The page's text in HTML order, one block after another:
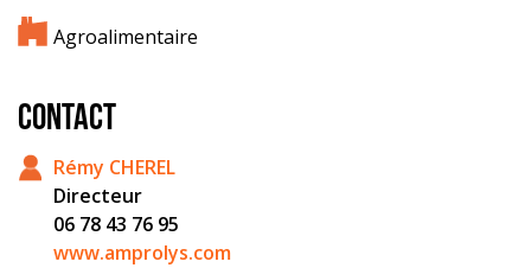
Agroalimentaire
CONTACT
Rémy CHEREL
Directeur
06 78 43 76 95
www.amprolys.com